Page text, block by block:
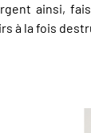
ainsi,
à la fois